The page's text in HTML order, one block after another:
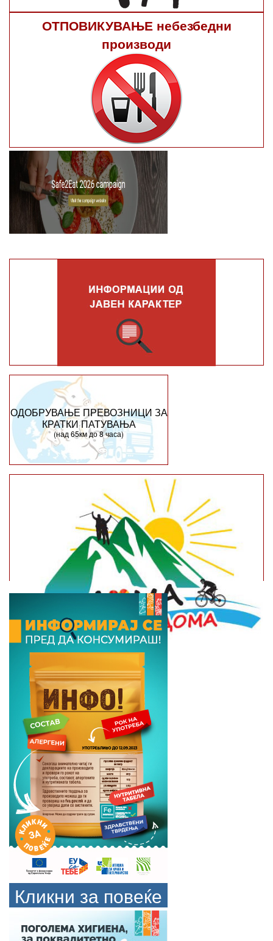
ОТПОВИКУВАЊЕ небезбедни
производи
ОДОБРУВАЊЕ ПРЕВОЗНИЦИ ЗА
КРАТКИ ПАТУВАЊА
(над 65км до 8 часа)
Кликни за повеќе